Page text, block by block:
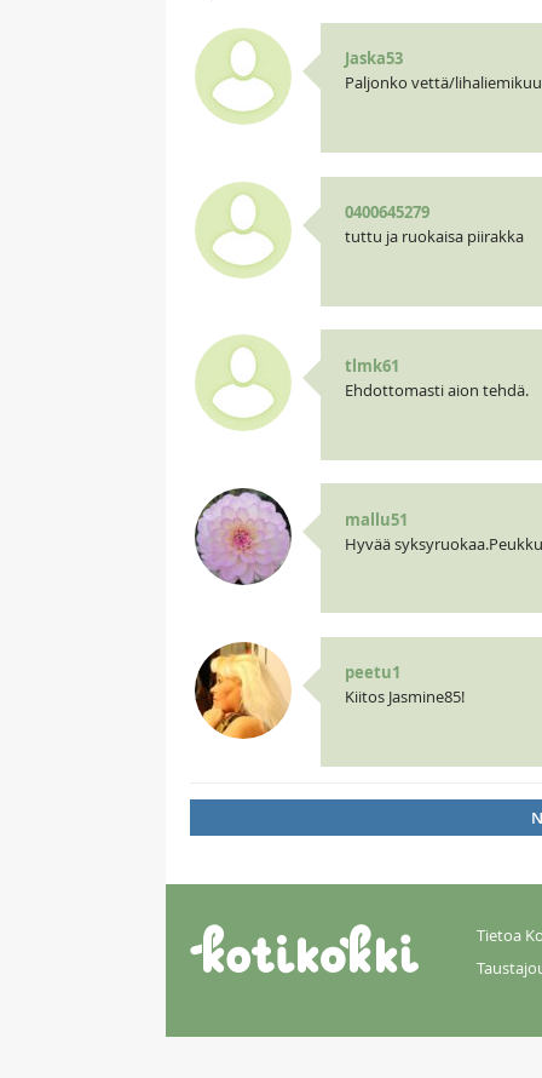
Jaska53
Paljonko vettä/
0400645279
tuttu ja ruokaisa piirakka
tlmk61
Ehdottomasti aion tehdä.
mallu51
Hyvää
peetu1
Kiitos Jasmine85!
Tietoa